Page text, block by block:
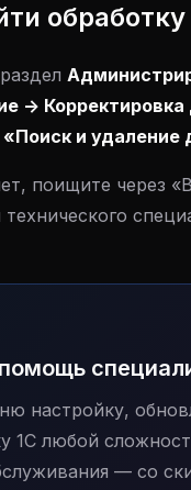
обработку
->
«Поиск и удаление
поищите через
настройку,
1С любой
— со